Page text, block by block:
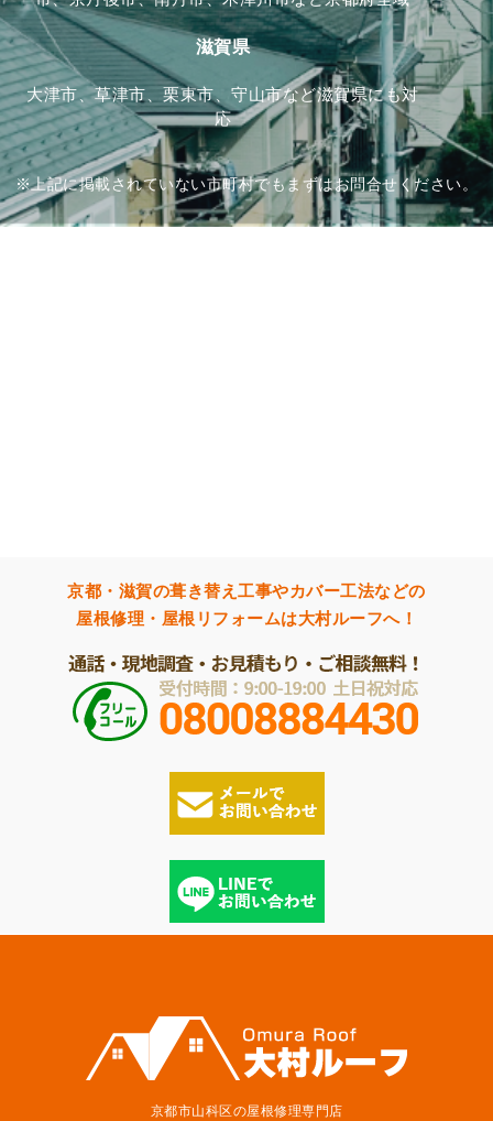
滋賀県
大津市、草津市、栗東市、守山市など滋賀県にも対
応
※上記に掲載されていない市町村でもまずはお問合せください。
京都・滋賀の葺き替え工事やカバー工法などの
屋根修理・屋根リフォームは大村ルーフへ！
京都市山科区の屋根修理専門店